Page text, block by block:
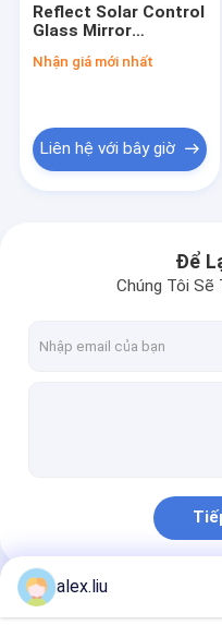
Reflect Solar Control
Glass Mirror
Coating Machine
Nhận giá mới nhất
Liên hệ với bây giờ
Để
Chúng Tôi Sẽ
Danh Mục Của Chúng
alex.liu